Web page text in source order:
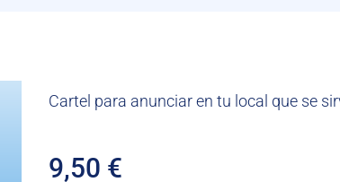
Cartel para anunciar en tu local que se
9,50 €